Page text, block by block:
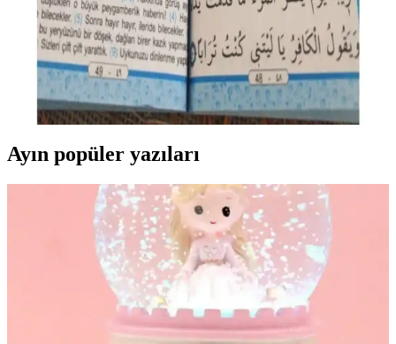
Medrese Yayınları 50'li Tül Keseli Yasin Cüzü Kitabı
Detaylı İnceleme ve Özellikleri
Medrese Yayınları'nın 50'li Tül Keseli Yasin seti, sesli dinleme, şık
tasarım ve kolay kullanım özellikleriyle dini içeriklere erişimi
kolaylaştırır, anlamlı hediye seçeneği sunar.
Ayın popüler yazıları